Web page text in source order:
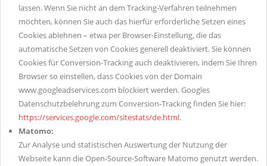
lassen. Wenn Sie nicht an dem Tracking-Verfahren teilnehmen
möchten, können Sie auch das hierfür erforderliche Setzen eines
Cookies ablehnen – etwa per Browser-Einstellung, die das
automatische Setzen von Cookies generell deaktiviert. Sie können
Cookies für Conversion-Tracking auch deaktivieren, indem Sie Ihren
Browser so einstellen, dass Cookies von der Domain
www.googleadservices.com blockiert werden. Googles
Datenschutzbelehrung zum Conversion-Tracking finden Sie hier:
https://services.google.com/sitestats/de.html.
Matomo:
Zur Analyse und statistischen Auswertung der Nutzung der
Webseite kann die Open-Source-Software Matomo genutzt werden.